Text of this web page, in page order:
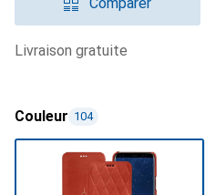
livraison gratuite
Couleur 104